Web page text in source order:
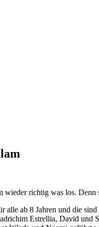
richtig was los.
ab 8 Jahren und die
Estrellia, David und